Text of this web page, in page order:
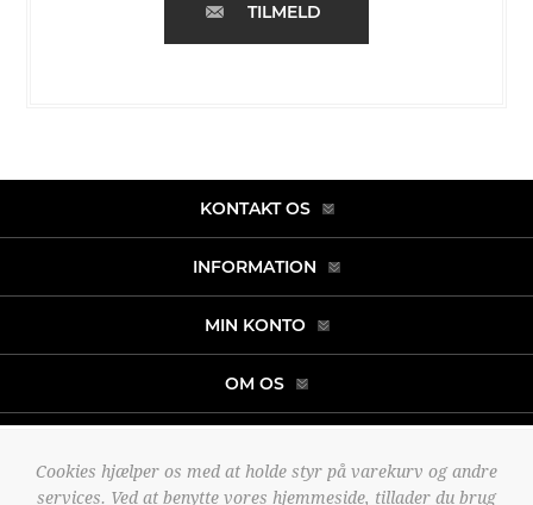
TILMELD
KONTAKT OS
INFORMATION
MIN KONTO
OM OS
Copyright © 2026 noah-fashion.dk. Alle rettigheder forbeholdt.
Cookies hjælper os med at holde styr på varekurv og andre
services. Ved at benytte vores hjemmeside, tillader du brug